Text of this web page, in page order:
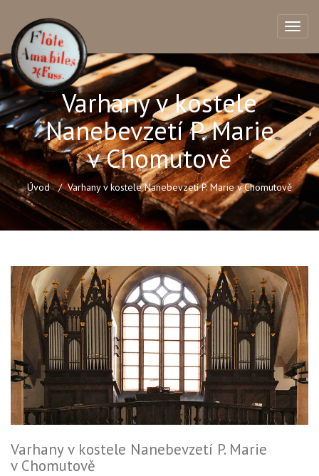
Varhany v kostele
Nanebevzetí P. Marie
v Chomutově
Úvod Varhany v kostele Nanebevzetí P. Marie v Chomutově
Varhany v kostele Nanebevzetí P. Marie
v Chomutově